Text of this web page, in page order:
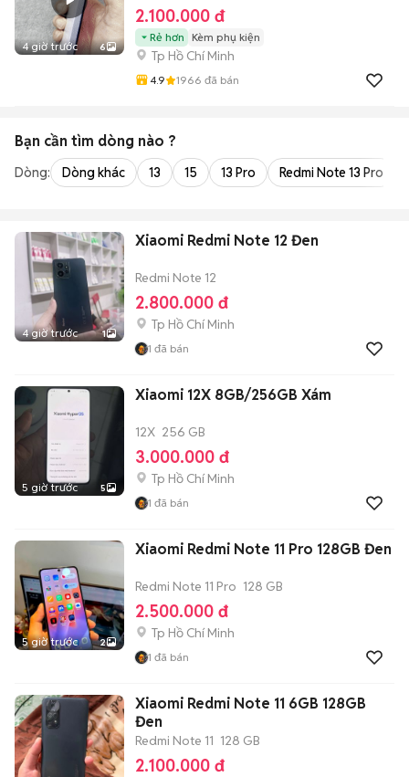
4 giờ trước 6
2.100.000 đ
Rẻ hơn Kèm phụ kiện
Tp Hồ Chí Minh
4.9 1966 đã bán
Bạn cần tìm dòng nào ?
Dòng: Dòng khác 13 15 13 Pro Redmi Note 13 Pro
4 giờ trước 1
Xiaomi Redmi Note 12 Đen
Redmi Note 12
2.800.000 đ
Tp Hồ Chí Minh
1 đã bán
5 giờ trước 5
Xiaomi 12X 8GB/256GB Xám
12X 256 GB
3.000.000 đ
Tp Hồ Chí Minh
1 đã bán
5 giờ trước 2
Xiaomi Redmi Note 11 Pro 128GB Đen
Redmi Note 11 Pro 128 GB
2.500.000 đ
Tp Hồ Chí Minh
1 đã bán
Xiaomi Redmi Note 11 6GB 128GB
Đen
Redmi Note 11 128 GB
2.100.000 đ